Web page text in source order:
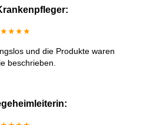
und die Produkte waren
beschrieben.